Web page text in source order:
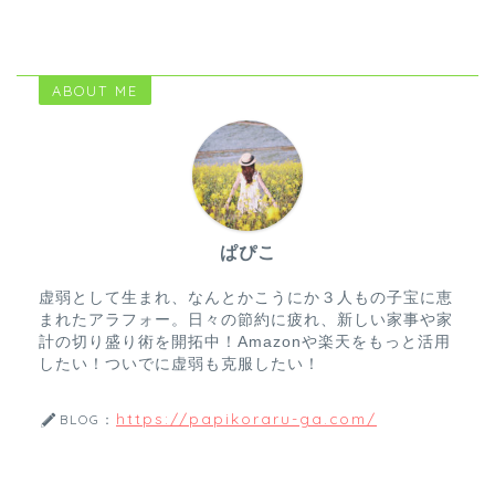
ABOUT ME
ぱぴこ
虚弱として生まれ、なんとかこうにか３人もの子宝に恵
まれたアラフォー。日々の節約に疲れ、新しい家事や家
計の切り盛り術を開拓中！Amazonや楽天をもっと活用
したい！ついでに虚弱も克服したい！
BLOG： https://papikoraru-ga.com/